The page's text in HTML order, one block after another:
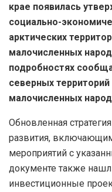
крае появилась
социально-
арктических
малочисленных
подробностях
северных
малочисленных
Обновленная
развития,
мероприятий с
документе также
инвестиционные